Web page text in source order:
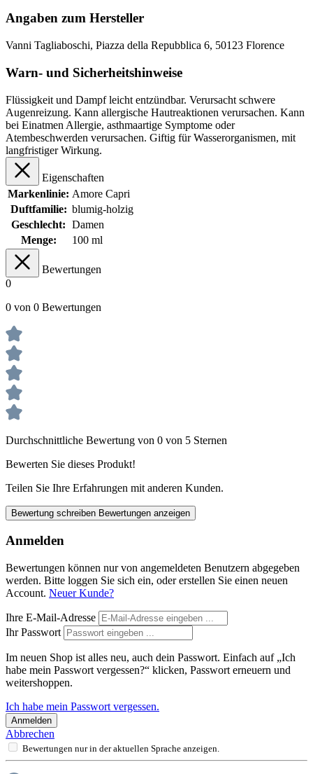
Angaben zum Hersteller
Vanni Tagliaboschi, Piazza della Repubblica 6, 50123 Florence
Warn- und Sicherheitshinweise
Flüssigkeit und Dampf leicht entzündbar. Verursacht schwere
Augenreizung. Kann allergische Hautreaktionen verursachen. Kann
bei Einatmen Allergie, asthmaartige Symptome oder
Atembeschwerden verursachen. Giftig für Wasserorganismen, mit
langfristiger Wirkung.
Eigenschaften
Markenlinie: Amore Capri
Duftfamilie: blumig-holzig
Geschlecht: Damen
Menge:
100 ml
Bewertungen
0
0 von 0 Bewertungen
Durchschnittliche Bewertung von 0 von 5 Sternen
Bewerten Sie dieses Produkt!
Teilen Sie Ihre Erfahrungen mit anderen Kunden.
Bewertung schreiben Bewertungen anzeigen
Anmelden
Bewertungen können nur von angemeldeten Benutzern abgegeben
werden. Bitte loggen Sie sich ein, oder erstellen Sie einen neuen
Account. Neuer Kunde?
Ihre E-Mail-Adresse
Ihr Passwort
Im neuen Shop ist alles neu, auch dein Passwort. Einfach auf „Ich
habe mein Passwort vergessen?“ klicken, Passwort erneuern und
weitershoppen.
Ich habe mein Passwort vergessen.
Anmelden
Abbrechen
Bewertungen nur in der aktuellen Sprache anzeigen.